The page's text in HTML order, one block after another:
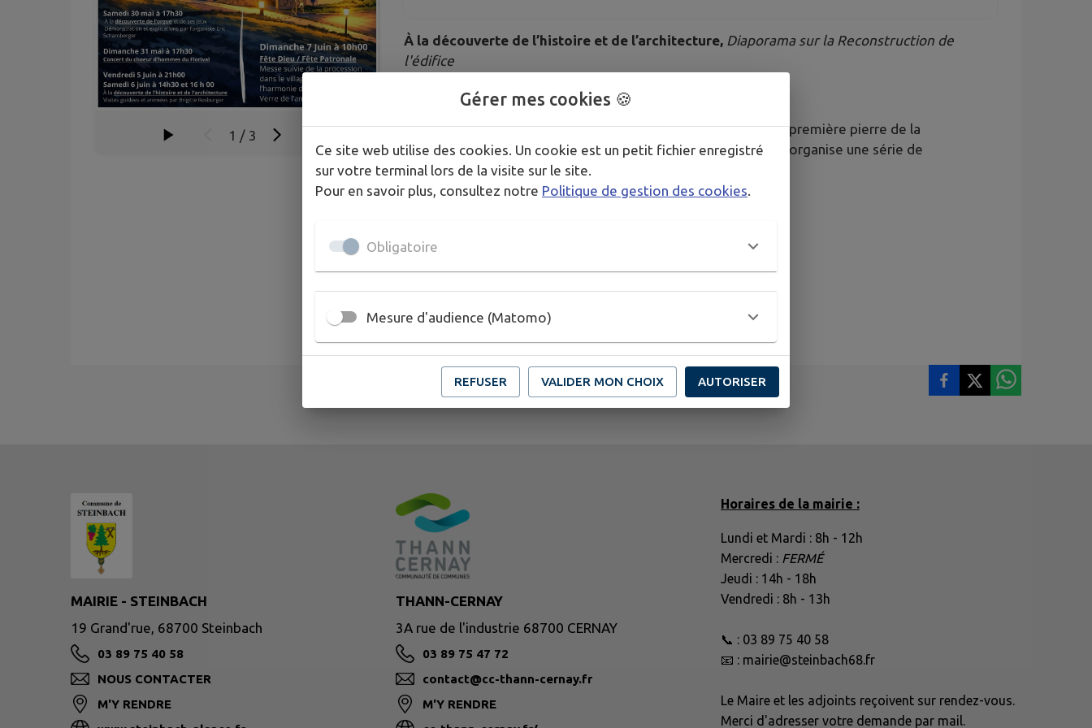
1 / 3
À la découverte de l’histoire et de l’architecture, Diaporama sur la Reconstruction de
l'édifice
Dans le cadre de la célébration du centenaire de la pose de la première pierre de la
reconstruction de l'église, le conseil de fabrique de Steinbach organise une série de
conférences.
⚠ 20h (
Publié par Conseil des Fabriques
MAIRIE - STEINBACH
19 Grand'rue, 68700 Steinbach
03 89 75 40 58
NOUS CONTACTER
M'Y RENDRE
THANN-CERNAY
3A rue de l'industrie 68700 CERNAY
03 89 75 47 72
contact@cc-thann-cernay.fr
M'Y RENDRE
Horaires de la mairie :
Lundi et Mardi : 8h - 12h
Mercredi : FERMÉ
Jeudi : 14h - 18h
Vendredi : 8h - 13h
📞 : 03 89 75 40 58
📧 : mairie@steinbach68.fr
Le Maire et les adjoints reçoivent sur rendez-vous.
Merci d'adresser votre demande par mail.
Gérer mes cookies 🍪
Ce site web utilise des cookies. Un cookie est un petit fichier enregistré
sur votre terminal lors de la visite sur le site.
Pour en savoir plus, consultez notre Politique de gestion des cookies.
Obligatoire
Mesure d'audience (Matomo)
REFUSER VALIDER MON CHOIX AUTORISER